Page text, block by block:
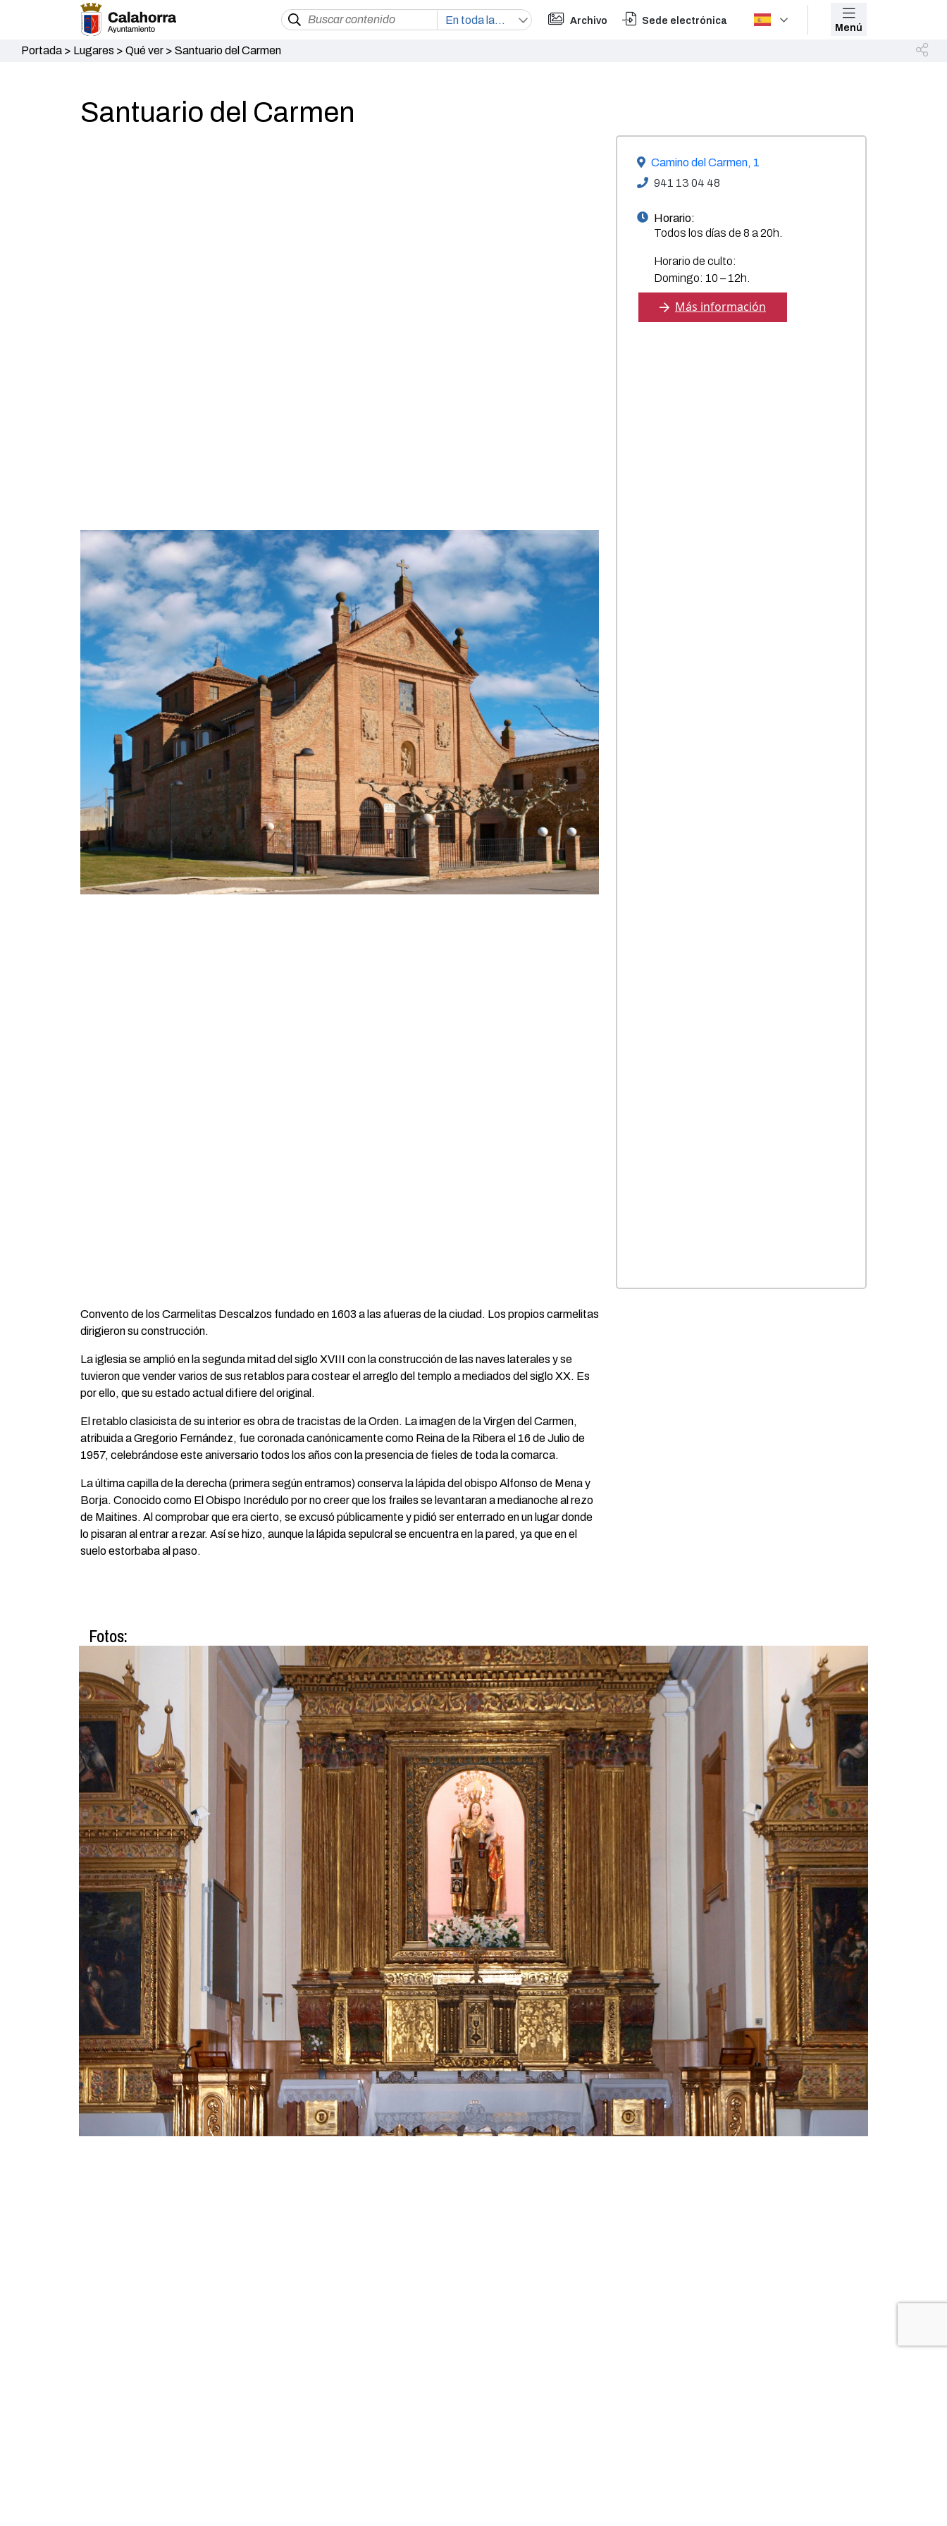
Archivo Sede electrónica
Menú
Portada> Lugares > Qué ver> Santuario del Carmen
Santuario del Carmen
Camino del Carmen, 1
941 13 04 48
Horario:
Todos los días de 8 a 20h.
Horario de culto:
Domingo: 10 – 12h.
Más información
Convento de los Carmelitas Descalzos fundado en 1603 a las afueras de la ciudad. Los propios carmelitas
dirigieron su construcción.
La iglesia se amplió en la segunda mitad del siglo XVIII con la construcción de las naves laterales y se
tuvieron que vender varios de sus retablos para costear el arreglo del templo a mediados del siglo XX. Es
por ello, que su estado actual difiere del original.
El retablo clasicista de su interior es obra de tracistas de la Orden. La imagen de la Virgen del Carmen,
atribuida a Gregorio Fernández, fue coronada canónicamente como Reina de la Ribera el 16 de Julio de
1957, celebrándose este aniversario todos los años con la presencia de fieles de toda la comarca.
La última capilla de la derecha (primera según entramos) conserva la lápida del obispo Alfonso de Mena y
Borja. Conocido como El Obispo Incrédulo por no creer que los frailes se levantaran a medianoche al rezo
de Maitines. Al comprobar que era cierto, se excusó públicamente y pidió ser enterrado en un lugar donde
lo pisaran al entrar a rezar. Así se hizo, aunque la lápida sepulcral se encuentra en la pared, ya que en el
suelo estorbaba al paso.
Fotos: